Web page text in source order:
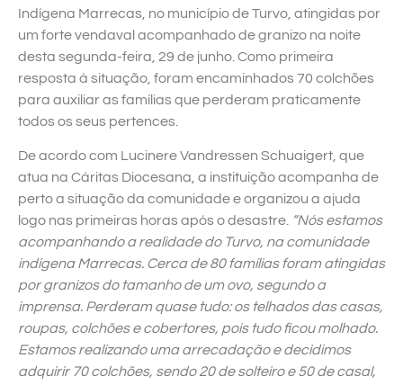
Indígena Marrecas, no município de Turvo, atingidas por
um forte vendaval acompanhado de granizo na noite
desta segunda-feira, 29 de junho. Como primeira
resposta à situação, foram encaminhados 70 colchões
para auxiliar as famílias que perderam praticamente
todos os seus pertences.
De acordo com Lucinere Vandressen Schuaigert, que
atua na Cáritas Diocesana, a instituição acompanha de
perto a situação da comunidade e organizou a ajuda
logo nas primeiras horas após o desastre. “Nós estamos
acompanhando a realidade do Turvo, na comunidade
indígena Marrecas. Cerca de 80 famílias foram atingidas
por granizos do tamanho de um ovo, segundo a
imprensa. Perderam quase tudo: os telhados das casas,
roupas, colchões e cobertores, pois tudo ficou molhado.
Estamos realizando uma arrecadação e decidimos
adquirir 70 colchões, sendo 20 de solteiro e 50 de casal,